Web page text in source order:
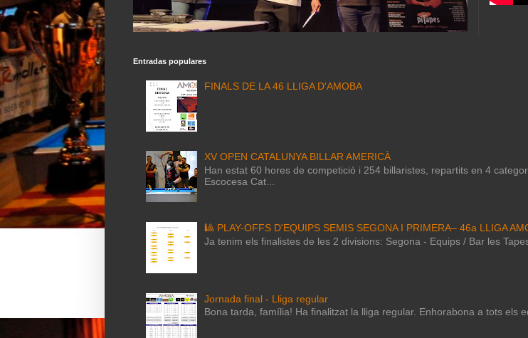
Entradas populares
FINALS DE LA 46 LLIGA D'AMOBA
XV OPEN CATALUNYA BILLAR AMERICÀ
Han estat 60 hores de competició i 254 billaristes, repartits en 4
Escocesa Cat...
🎱 PLAY-OFFS D'EQUIPS SEMIS SEGONA I PRIMERA– 46a LLIGA
Ja tenim els finalistes de les 2 divisions: Segona - Equips / Bar les
Jornada final - Lliga regular
Bona tarda, família! Ha finalitzat la lliga regular. Enhorabona a tots els